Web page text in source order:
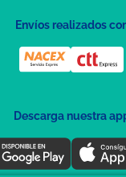
Envíos realizados
Descarga nuestra